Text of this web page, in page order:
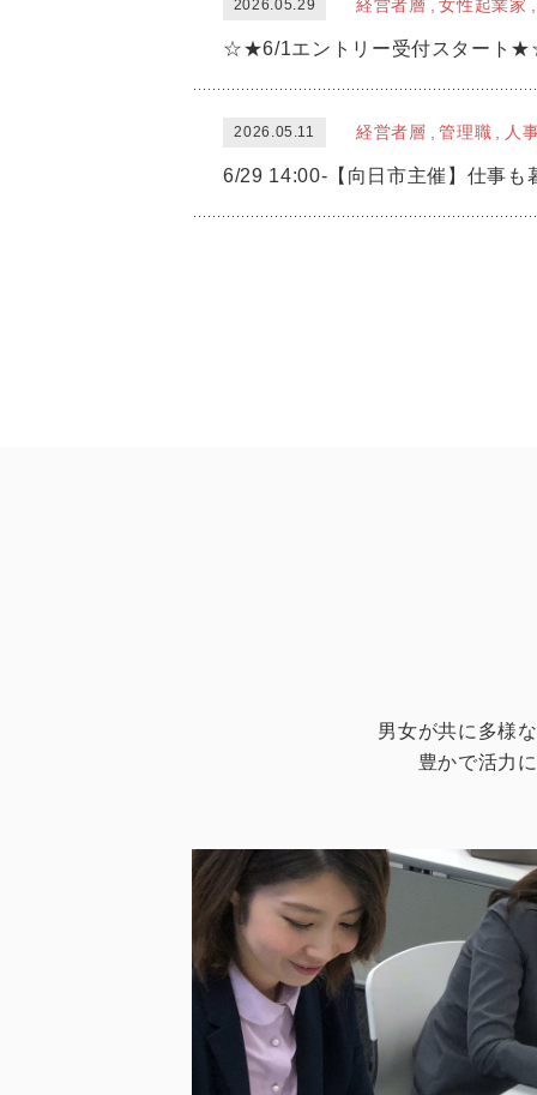
2026.05.29 経営者層 女性起業家
☆★6/1エントリー受付スタート
2026.05.11 経営者層 管理職 人
6/29 14:00-【向日市主催】仕事も
男女が共に多様
豊かで活力